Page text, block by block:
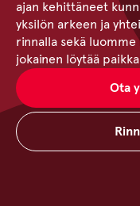
ajan kehittäneet
yksilön arkeen ja
rinnalla sekä
jokainen löytää
Ota